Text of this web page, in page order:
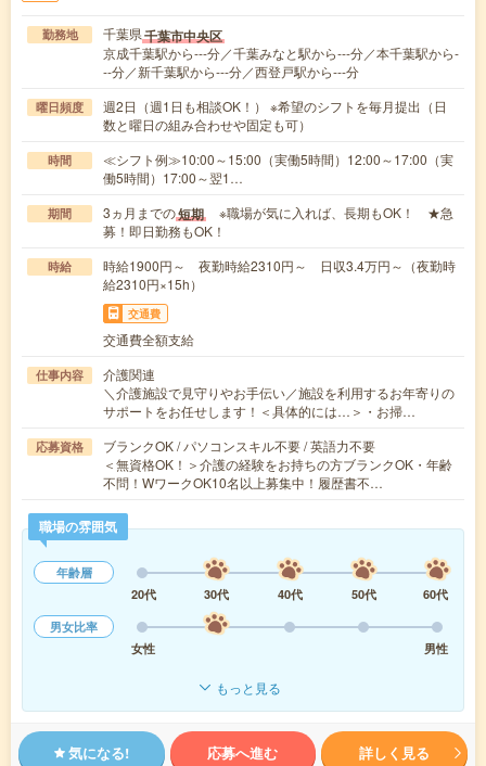
勤務地 千葉県千葉市中央区
京成千葉駅から---分／千葉みなと駅から---分／本千葉駅から-
--分／新千葉駅から---分／西登戸駅から---分
曜日頻度
週2日（週1日も相談OK！） ※希望のシフトを毎月提出（日
数と曜日の組み合わせや固定も可）
時間
≪シフト例≫10:00～15:00（実働5時間）12:00～17:00（実
働5時間）17:00～翌1…
期間 3ヵ月までの短期
※職場が気に入れば、長期もOK！ ★急
募！即日勤務もOK！
時給
時給1900円～ 夜勤時給2310円～ 日収3.4万円～（夜勤時
給2310円×15h）
交通費
交通費全額支給
仕事内容
介護関連
＼介護施設で見守りやお手伝い／施設を利用するお年寄りの
サポートをお任せします！＜具体的には…＞・お掃…
応募資格
ブランクOK / パソコンスキル不要 / 英語力不要
＜無資格OK！＞介護の経験をお持ちの方ブランクOK・年齢
不問！WワークOK10名以上募集中！履歴書不…
職場の雰囲気
年齢層
20代
30代 40代 50代
60代
男女比率
女性
男性
もっと見る
気になる! 応募へ進む 詳しく見る